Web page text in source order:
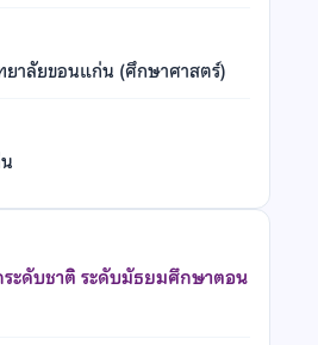
ยาลัยขอนแก่น (ศึกษาศาสตร์)
ระดับชาติ ระดับมัธยมศึกษาตอน